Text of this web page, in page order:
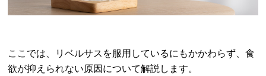
ここでは、リベルサスを服用しているにもかかわらず、食
欲が抑えられない原因について解説します。